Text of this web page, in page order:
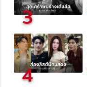
3
4